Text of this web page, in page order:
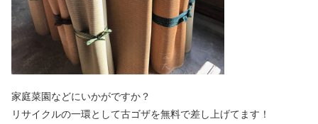
家庭菜園などにいかがですか？
リサイクルの一環として古ゴザを無料で差し上げてます！